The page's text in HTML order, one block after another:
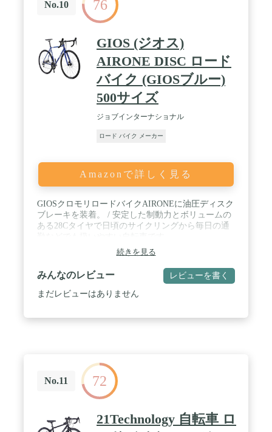
No.10 76
GIOS (ジオス)
AIRONE DISC ロード
バイク (GIOSブルー)
500サイズ
ジョブインターナショナル
ロード バイク メーカー
Amazonで詳しく見る
GIOSクロモリロードバイクAIRONEに油圧ディスク
ブレーキを装着。 / 安定した制動力とボリュームの
ある28Cタイヤで日頃のサイクリングから毎日の通
続きを見る
みんなのレビュー レビューを書く
まだレビューはありません
No.11 72
21Technology 自転車 ロ